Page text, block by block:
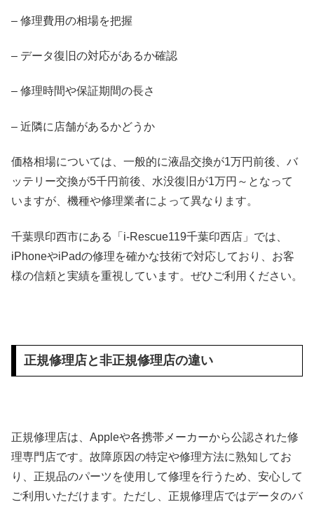
– 修理費用の相場を把握
– データ復旧の対応があるか確認
– 修理時間や保証期間の長さ
– 近隣に店舗があるかどうか
価格相場については、一般的に液晶交換が1万円前後、バ
ッテリー交換が5千円前後、水没復旧が1万円～となって
いますが、機種や修理業者によって異なります。
千葉県印西市にある「i-Rescue119千葉印西店」では、
iPhoneやiPadの修理を確かな技術で対応しており、お客
様の信頼と実績を重視しています。ぜひご利用ください。
正規修理店と非正規修理店の違い
正規修理店は、Appleや各携帯メーカーから公認された修
理専門店です。故障原因の特定や修理方法に熟知してお
り、正規品のパーツを使用して修理を行うため、安心して
ご利用いただけます。ただし、正規修理店ではデータのバ